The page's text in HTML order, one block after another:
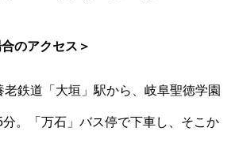
のアクセス＞
老鉄道「大垣」駅から、岐阜聖徳学園
。「万石」バス停で下車し、そこか